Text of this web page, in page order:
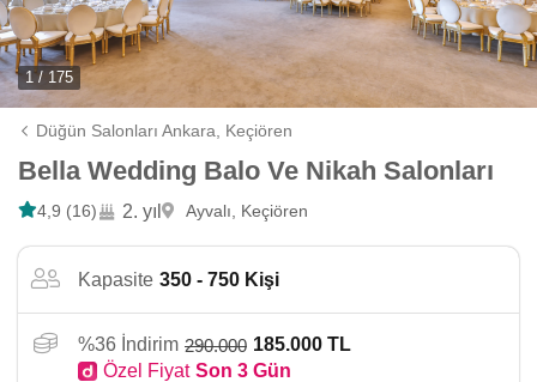
1 / 175
Düğün Salonları Ankara, Keçiören
Bella Wedding Balo Ve Nikah Salonları
4,9 (16) 2. yıl Ayvalı, Keçiören
Kapasite 350 - 750 Kişi
%36 İndirim 290.000 185.000 TL
Özel Fiyat Son 3 Gün